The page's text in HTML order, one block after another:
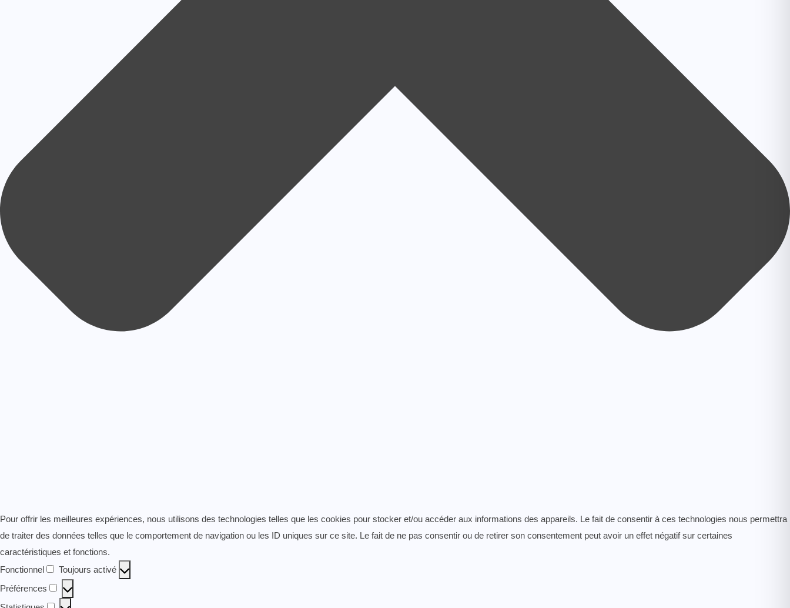
Pour offrir les meilleures expériences, nous utilisons des technologies telles que les cookies pour stocker et/ou accéder aux informations des appareils. Le fait de consentir à ces technologies nous permettra
de traiter des données telles que le comportement de navigation ou les ID uniques sur ce site. Le fait de ne pas consentir ou de retirer son consentement peut avoir un effet négatif sur certaines
caractéristiques et fonctions.
Fonctionnel
Fonctionnel
Toujours activé
Préférences
Préférences